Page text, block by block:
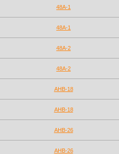
48А-1
48А-1
48А-2
48А-2
АНВ-18
АНВ-18
АНВ-26
АНВ-26